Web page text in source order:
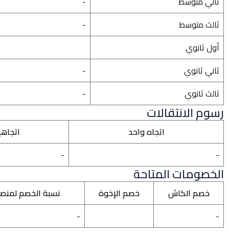
ثالث متوسط
-
أول ثانوي
ثاني ثانوي
-
ثالث ثانوي
-
رسوم الانتقالات
اتجاه واحد
-
-
الخصومات المتاحة
خصم الكاش خصم الإخوة
نسبة الخصم
-
-